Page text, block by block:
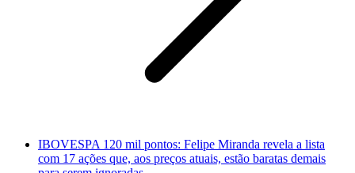
IBOVESPA 120 mil pontos: Felipe Miranda revela a lista
com 17 ações que, aos preços atuais, estão baratas demais